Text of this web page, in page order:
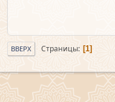
ВВЕРХ Страницы 1